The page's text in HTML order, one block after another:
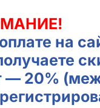
на
— 20%